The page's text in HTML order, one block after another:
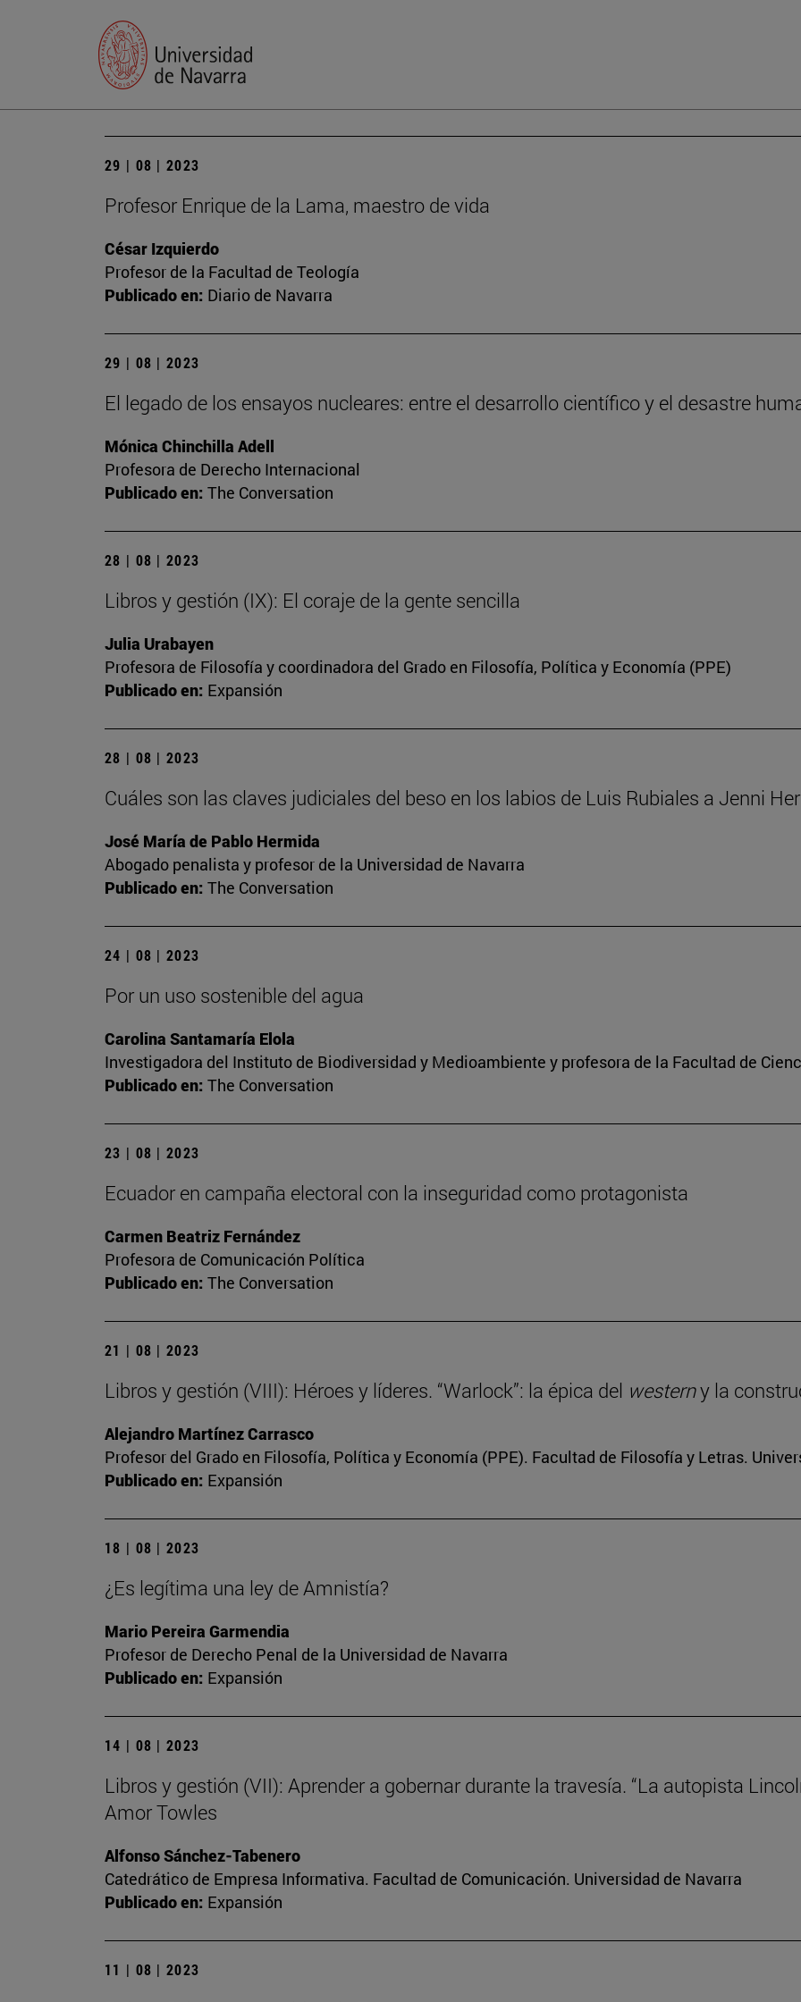
29 | 08 | 2023
Profesor Enrique de la Lama, maestro de vida
César Izquierdo
Profesor de la Facultad de Teología
Publicado en: Diario de Navarra
29 | 08 | 2023
El legado de los ensayos nucleares: entre el desarrollo científico y el desastre
Mónica Chinchilla Adell
Profesora de Derecho Internacional
Publicado en: The Conversation
28 | 08 | 2023
Libros y gestión (IX): El coraje de la gente sencilla
Julia Urabayen
Profesora de Filosofía y coordinadora del Grado en Filosofía, Política y Economía (PPE)
Publicado en: Expansión
28 | 08 | 2023
Cuáles son las claves judiciales del beso en los labios de Luis Rubiales a Jenni
José María de Pablo Hermida
Abogado penalista y profesor de la Universidad de Navarra
Publicado en: The Conversation
24 | 08 | 2023
Por un uso sostenible del agua
Carolina Santamaría Elola
Investigadora del Instituto de Biodiversidad y Medioambiente y profesora de la Facultad de
Publicado en: The Conversation
23 | 08 | 2023
Ecuador en campaña electoral con la inseguridad como protagonista
Carmen Beatriz Fernández
Profesora de Comunicación Política
Publicado en: The Conversation
21 | 08 | 2023
Libros y gestión (VIII): Héroes y líderes. “Warlock”: la épica del westerny la
Alejandro Martínez Carrasco
Profesor del Grado en Filosofía, Política y Economía (PPE). Facultad de Filosofía y Letras.
Publicado en: Expansión
18 | 08 | 2023
¿Es legítima una ley de Amnistía?
Mario Pereira Garmendia
Profesor de Derecho Penal de la Universidad de Navarra
Publicado en: Expansión
14 | 08 | 2023
Libros y gestión (VII): Aprender a gobernar durante la travesía. “La autopista
Amor Towles
Alfonso Sánchez-Tabenero
Catedrático de Empresa Informativa. Facultad de Comunicación. Universidad de Navarra
Publicado en: Expansión
11 | 08 | 2023